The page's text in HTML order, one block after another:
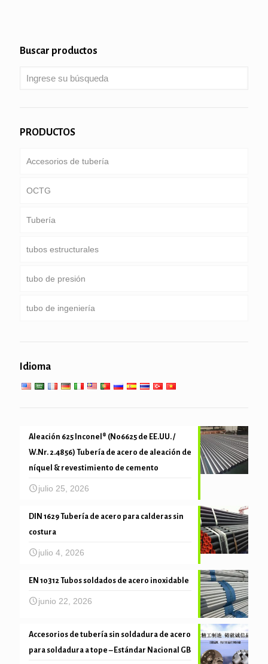
Buscar productos
PRODUCTOS
Accesorios de tubería
OCTG
Tubería & carcasa
Tubería de perforación
tubería de perforación pesado peso & collar de
Tubería
ducto común
Servicio especial y recubiertos & tubería revestida
tubos estructurales
Ronda, Plaza & tubo rectangular
Pipa galvanizada
tubo de presión
Caldera, intercambiador de calor, condensador &
tubo de ingeniería
tubo mecánica y precisión
Idioma
Aleación 625 Inconel® (N06625 de EE.UU. /
W.Nr. 2.4856) Tubería de acero de aleación de
níquel & revestimiento de cemento
julio 25, 2026
DIN 1629 Tubería de acero para calderas sin
costura
julio 4, 2026
EN 10312 Tubos soldados de acero inoxidable
junio 22, 2026
Accesorios de tubería sin soldadura de acero
para soldadura a tope – Estándar Nacional GB